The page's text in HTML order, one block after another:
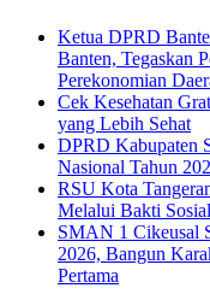
Ketua DPRD
Banten, Tegaskan
Perekonomian
Cek Kesehatan
yang Lebih Sehat
DPRD Kabupaten
Nasional Tahun
RSU Kota
Melalui Bakti
SMAN 1 Cikeusal
2026, Bangun
Pertama